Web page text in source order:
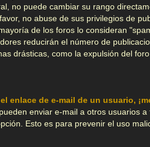
no puede cambiar su rango
no abuse de sus privilegios de
de los foros lo consideran
reducirán el número de
drásticas, como la expulsión del
enlace de e-mail de un usuario,
enviar e-mail a otros usuarios
Esto es para prevenir el uso